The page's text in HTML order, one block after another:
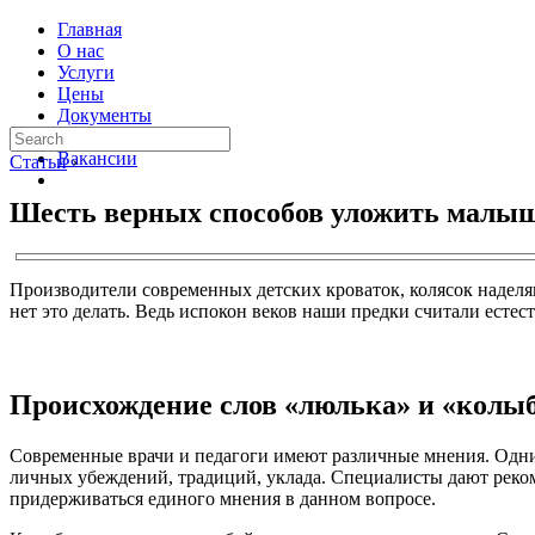
Главная
О нас
Услуги
Цены
Документы
Контакты
Вакансии
Статьи ›
Шесть верных способов уложить
Производители современных детских кроваток, колясок
нет это делать. Ведь испокон веков наши предки считали
Происхождение слов «люлька» и
Современные врачи и педагоги имеют различные мнения.
личных убеждений, традиций, уклада. Специалисты дают
придерживаться единого мнения в данном вопросе.